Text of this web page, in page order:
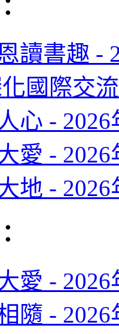
讀書趣 -
國際交
心 - 2026
愛 - 2026
地 - 2026
愛 - 2026
隨 - 2026